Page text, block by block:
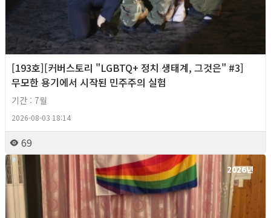
[193호][커버스토리 "LGBTQ+ 정치 생태계, 그것은" #3]
무모한 용기에서 시작된 민주주의 실험
기간 : 7월
2026-08-03 18:14
69
2026년